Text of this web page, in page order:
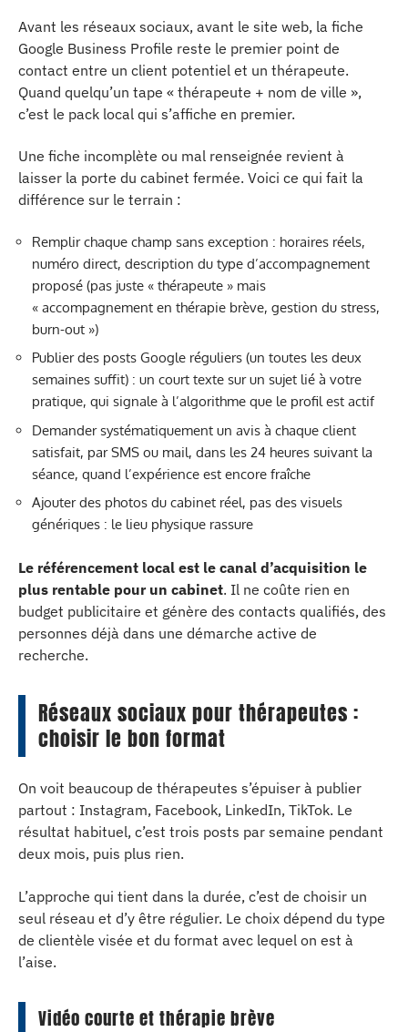
Avant les réseaux sociaux, avant le site web, la fiche
Google Business Profile reste le premier point de
contact entre un client potentiel et un thérapeute.
Quand quelqu’un tape « thérapeute + nom de ville »,
c’est le pack local qui s’affiche en premier.
Une fiche incomplète ou mal renseignée revient à
laisser la porte du cabinet fermée. Voici ce qui fait la
différence sur le terrain :
Remplir chaque champ sans exception : horaires réels,
numéro direct, description du type d’accompagnement
proposé (pas juste « thérapeute » mais
« accompagnement en thérapie brève, gestion du stress,
burn-out »)
Publier des posts Google réguliers (un toutes les deux
semaines suffit) : un court texte sur un sujet lié à votre
pratique, qui signale à l’algorithme que le profil est actif
Demander systématiquement un avis à chaque client
satisfait, par SMS ou mail, dans les 24 heures suivant la
séance, quand l’expérience est encore fraîche
Ajouter des photos du cabinet réel, pas des visuels
génériques : le lieu physique rassure
Le référencement local est le canal d’acquisition le
plus rentable pour un cabinet. Il ne coûte rien en
budget publicitaire et génère des contacts qualifiés, des
personnes déjà dans une démarche active de
recherche.
Réseaux sociaux pour thérapeutes :
choisir le bon format
On voit beaucoup de thérapeutes s’épuiser à publier
partout : Instagram, Facebook, LinkedIn, TikTok. Le
résultat habituel, c’est trois posts par semaine pendant
deux mois, puis plus rien.
L’approche qui tient dans la durée, c’est de choisir un
seul réseau et d’y être régulier. Le choix dépend du type
de clientèle visée et du format avec lequel on est à
l’aise.
Vidéo courte et thérapie brève